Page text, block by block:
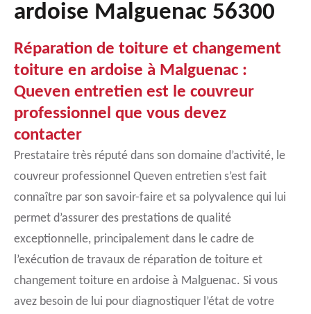
ardoise Malguenac 56300
Réparation de toiture et changement
toiture en ardoise à Malguenac :
Queven entretien est le couvreur
professionnel que vous devez
contacter
Prestataire très réputé dans son domaine d’activité, le
couvreur professionnel Queven entretien s’est fait
connaître par son savoir-faire et sa polyvalence qui lui
permet d’assurer des prestations de qualité
exceptionnelle, principalement dans le cadre de
l’exécution de travaux de réparation de toiture et
changement toiture en ardoise à Malguenac. Si vous
avez besoin de lui pour diagnostiquer l’état de votre